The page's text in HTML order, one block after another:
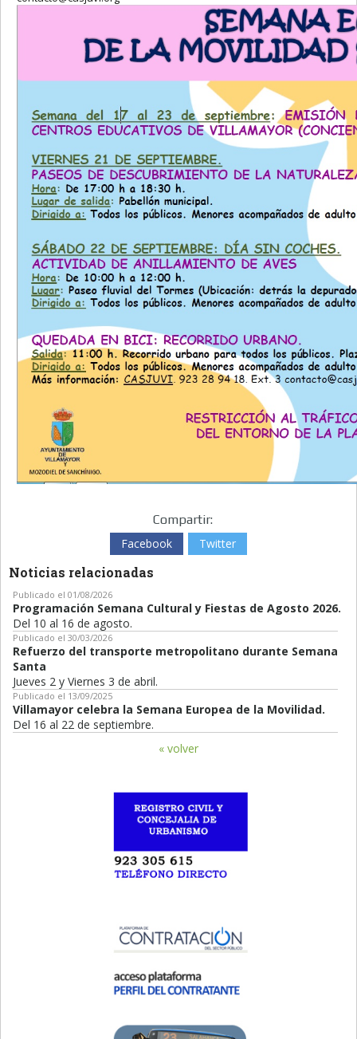
Compartir:
Facebook
Twitter
Noticias relacionadas
Publicado el 01/08/2026
Programación Semana Cultural y Fiestas de Agosto 2026.
Del 10 al 16 de agosto.
Publicado el 30/03/2026
Refuerzo del transporte metropolitano durante Semana
Santa
Jueves 2 y Viernes 3 de abril.
Publicado el 13/09/2025
Villamayor celebra la Semana Europea de la Movilidad.
Del 16 al 22 de septiembre.
« volver